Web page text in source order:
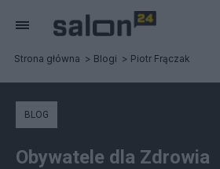
Strona główna Blogi Piotr Frączak
BLOG
Obywatele dla Zdrowia